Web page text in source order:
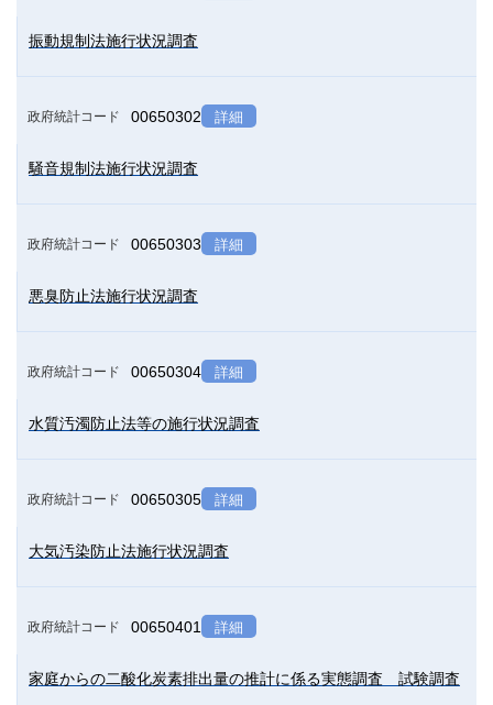
振動規制法施行状況調査
政府統計コード 00650302 詳細
騒音規制法施行状況調査
政府統計コード 00650303 詳細
悪臭防止法施行状況調査
政府統計コード 00650304 詳細
水質汚濁防止法等の施行状況調査
政府統計コード 00650305 詳細
大気汚染防止法施行状況調査
政府統計コード 00650401 詳細
家庭からの二酸化炭素排出量の推計に係る実態調査 試験調査